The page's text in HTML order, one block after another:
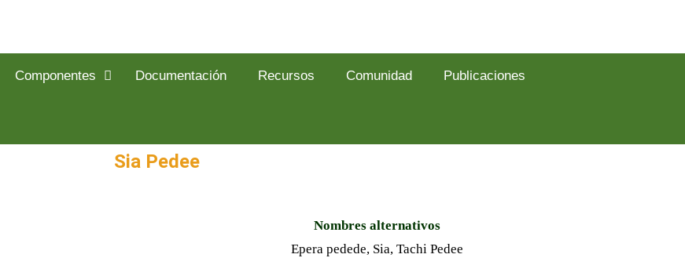
Componentes Documentación Recursos Comunidad Publicaciones
Sia Pedee
Nombres alternativos
Epera pedede, Sia, Tachi Pedee